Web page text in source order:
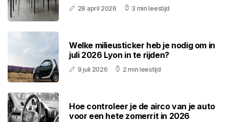
28 april 2026 3 min leestijd
Welke milieusticker heb je nodig om in
juli 2026 Lyon in te rijden?
9 juli 2026 2 min leestijd
Hoe controleer je de airco van je auto
voor een hete zomerrit in 2026